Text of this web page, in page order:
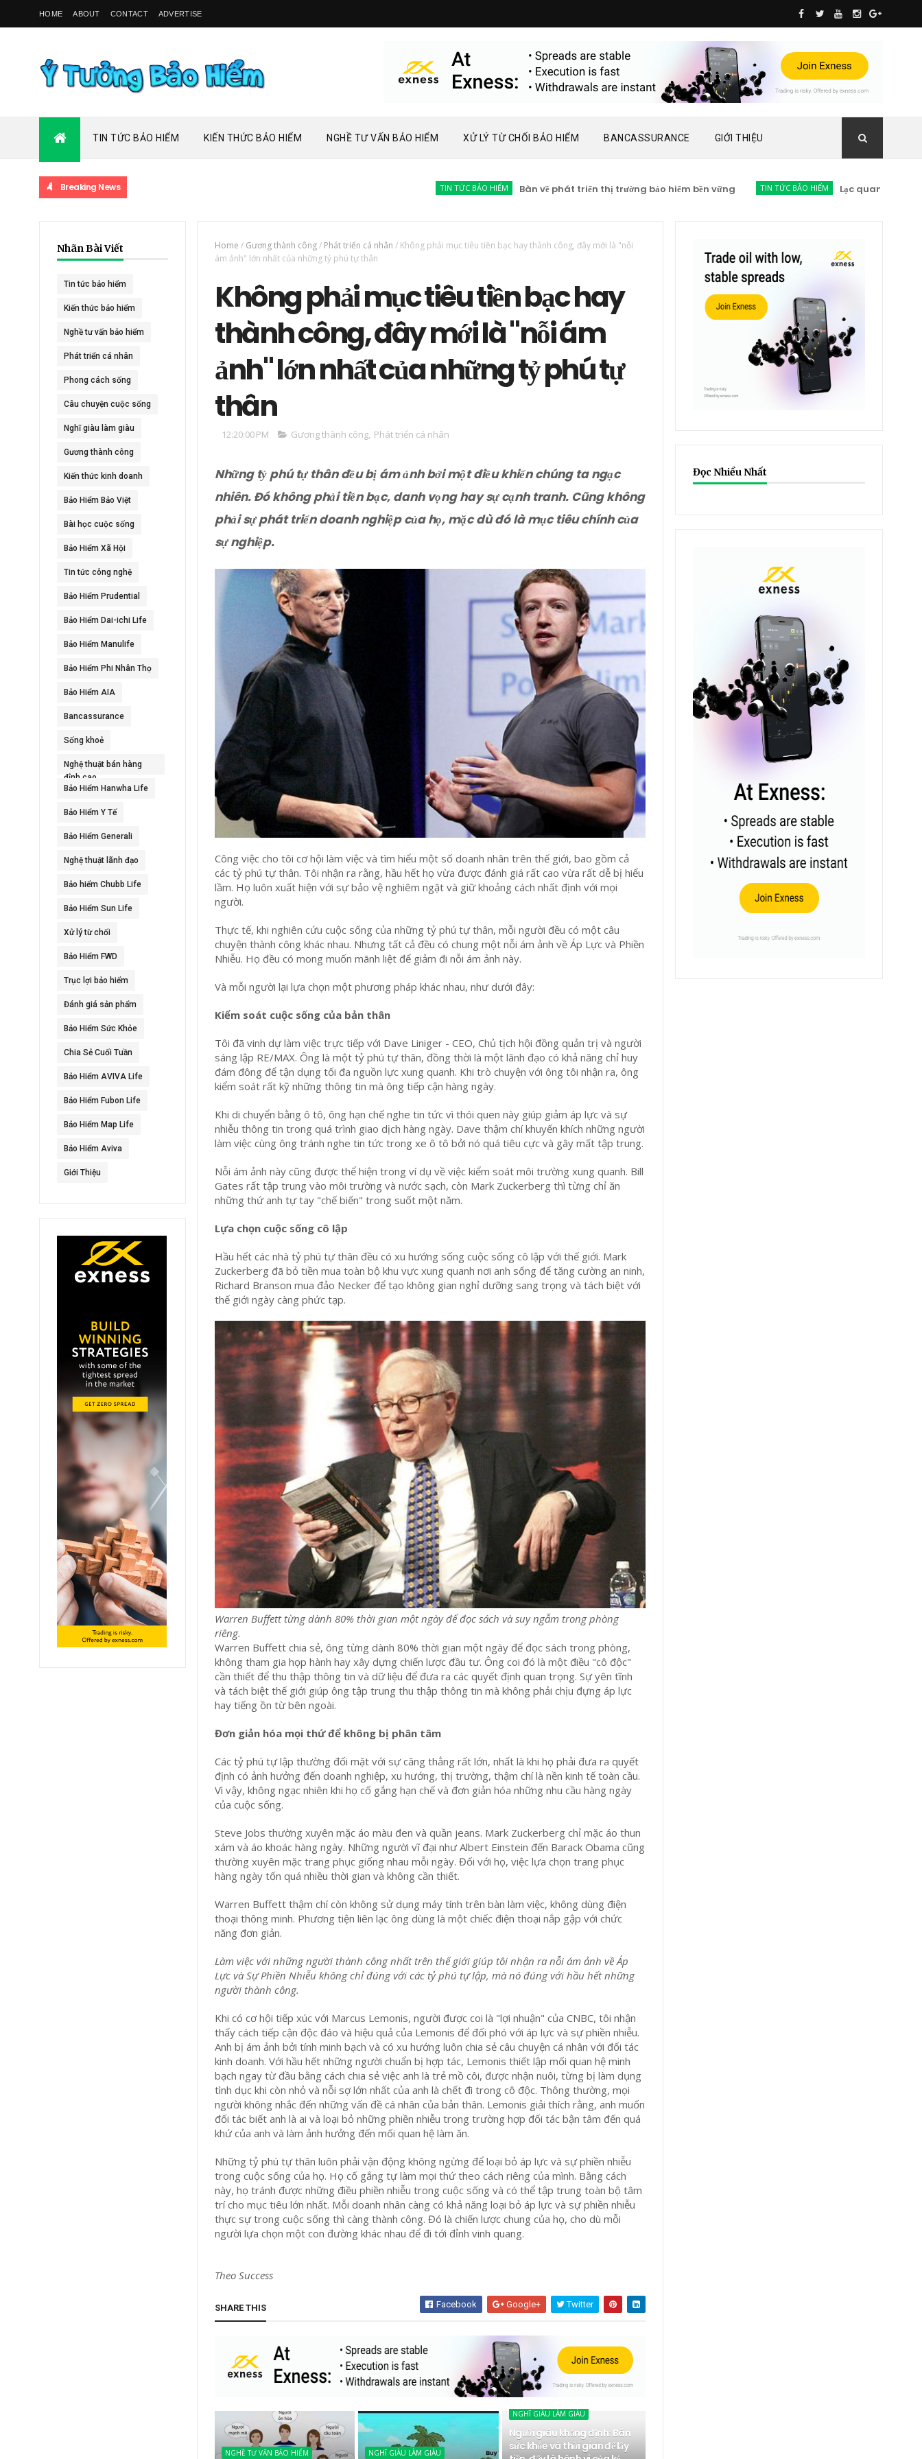
HOME ABOUT CONTACT ADVERTISE
TIN TỨC BẢO HIỂM KIẾN THỨC BẢO HIỂM NGHỀ TƯ VẤN BẢO HIỂM XỬ LÝ TỪ CHỐI BẢO HIỂM BANCASSURANCE GIỚI THIỆU
Breaking News TIN TỨC BẢO HIỂM Bàn về phát triển thị trường bảo hiểm bền vững TIN TỨC BẢO HIỂM Lạc quan thị trường bảo
Nhãn Bài Viết
Tin tức bảo hiểm
Kiến thức bảo hiểm
Nghề tư vấn bảo hiểm
Phát triển cá nhân
Phong cách sống
Câu chuyện cuộc sống
Nghĩ giàu làm giàu
Gương thành công
Kiến thức kinh doanh
Bảo Hiểm Bảo Việt
Bài học cuộc sống
Bảo Hiểm Xã Hội
Tin tức công nghệ
Bảo Hiểm Prudential
Bảo Hiểm Dai-ichi Life
Bảo Hiểm Manulife
Bảo Hiểm Phi Nhân Thọ
Bảo Hiểm AIA
Bancassurance
Sống khoẻ
Nghệ thuật bán hàng
đỉnh cao
Bảo Hiểm Hanwha Life
Bảo Hiểm Y Tế
Bảo Hiểm Generali
Nghệ thuật lãnh đạo
Bảo hiểm Chubb Life
Bảo Hiểm Sun Life
Xử lý từ chối
Bảo Hiểm FWD
Trục lợi bảo hiểm
Đánh giá sản phẩm
Bảo Hiểm Sức Khỏe
Chia Sẻ Cuối Tuần
Bảo Hiểm AVIVA Life
Bảo Hiểm Fubon Life
Bảo Hiểm Map Life
Bảo Hiểm Aviva
Giới Thiệu
Home / Gương thành công/ Phát triển cá nhân / Không phải mục tiêu tiền bạc hay thành công, đây mới là "nỗi
ám ảnh" lớn nhất của những tỷ phú tự thân
Không phải mục tiêu tiền bạc hay
thành công, đây mới là "nỗi ám
ảnh" lớn nhất của những tỷ phú tự
thân
12:20:00 PM Gương thành công, Phát triển cá nhân
Những tỷ phú tự thân đều bị ám ảnh bởi một điều khiến chúng ta ngạc
nhiên. Đó không phải tiền bạc, danh vọng hay sự cạnh tranh. Cũng không
phải sự phát triển doanh nghiệp của họ, mặc dù đó là mục tiêu chính của
sự nghiệp.
Công việc cho tôi cơ hội làm việc và tìm hiểu một số doanh nhân trên thế giới, bao gồm cả
các tỷ phú tự thân. Tôi nhận ra rằng, hầu hết họ vừa được đánh giá rất cao vừa rất dễ bị hiểu
lầm. Họ luôn xuất hiện với sự bảo vệ nghiêm ngặt và giữ khoảng cách nhất định với mọi
người.
Thực tế, khi nghiên cứu cuộc sống của những tỷ phú tự thân, mỗi người đều có một câu
chuyện thành công khác nhau. Nhưng tất cả đều có chung một nỗi ám ảnh về Áp Lực và Phiền
Nhiễu. Họ đều có mong muốn mãnh liệt để giảm đi nỗi ám ảnh này.
Và mỗi người lại lựa chọn một phương pháp khác nhau, như dưới đây:
Kiểm soát cuộc sống của bản thân
Tôi đã vinh dự làm việc trực tiếp với Dave Liniger - CEO, Chủ tịch hội đồng quản trị và người
sáng lập RE/MAX. Ông là một tỷ phú tự thân, đồng thời là một lãnh đạo có khả năng chỉ huy
đám đông để tận dụng tối đa nguồn lực xung quanh. Khi trò chuyện với ông tôi nhận ra, ông
kiểm soát rất kỹ những thông tin mà ông tiếp cận hàng ngày.
Khi di chuyển bằng ô tô, ông hạn chế nghe tin tức vì thói quen này giúp giảm áp lực và sự
nhiễu thông tin trong quá trình giao dịch hàng ngày. Dave thậm chí khuyến khích những người
làm việc cùng ông tránh nghe tin tức trong xe ô tô bởi nó quá tiêu cực và gây mất tập trung.
Nỗi ám ảnh này cũng được thể hiện trong ví dụ về việc kiểm soát môi trường xung quanh. Bill
Gates rất tập trung vào môi trường và nước sạch, còn Mark Zuckerberg thì từng chỉ ăn
những thứ anh tự tay "chế biến" trong suốt một năm.
Lựa chọn cuộc sống cô lập
Hầu hết các nhà tỷ phú tự thân đều có xu hướng sống cuộc sống cô lập với thế giới. Mark
Zuckerberg đã bỏ tiền mua toàn bộ khu vực xung quanh nơi anh sống để tăng cường an ninh,
Richard Branson mua đảo Necker để tạo không gian nghỉ dưỡng sang trọng và tách biệt với
thế giới ngày càng phức tạp.
Warren Buffett từng dành 80% thời gian một ngày để đọc sách và suy ngẫm trong phòng
riêng.
Warren Buffett chia sẻ, ông từng dành 80% thời gian một ngày để đọc sách trong phòng,
không tham gia họp hành hay xây dựng chiến lược đầu tư. Ông coi đó là một điều "cô độc"
cần thiết để thu thập thông tin và dữ liệu để đưa ra các quyết định quan trọng. Sự yên tĩnh
và tách biệt thế giới giúp ông tập trung thu thập thông tin mà không phải chịu đựng áp lực
hay tiếng ồn từ bên ngoài.
Đơn giản hóa mọi thứ để không bị phân tâm
Các tỷ phú tự lập thường đối mặt với sự căng thẳng rất lớn, nhất là khi họ phải đưa ra quyết
định có ảnh hưởng đến doanh nghiệp, xu hướng, thị trường, thậm chí là nền kinh tế toàn cầu.
Vì vậy, không ngạc nhiên khi họ cố gắng hạn chế và đơn giản hóa những nhu cầu hàng ngày
của cuộc sống.
Steve Jobs thường xuyên mặc áo màu đen và quần jeans. Mark Zuckerberg chỉ mặc áo thun
xám và áo khoác hàng ngày. Những người vĩ đại như Albert Einstein đến Barack Obama cũng
thường xuyên mặc trang phục giống nhau mỗi ngày. Đối với họ, việc lựa chọn trang phục
hàng ngày tốn quá nhiều thời gian và không cần thiết.
Warren Buffett thậm chí còn không sử dụng máy tính trên bàn làm việc, không dùng điện
thoại thông minh. Phương tiện liên lạc ông dùng là một chiếc điện thoại nắp gập với chức
năng đơn giản.
Làm việc với những người thành công nhất trên thế giới giúp tôi nhận ra nỗi ám ảnh về Áp
Lực và Sự Phiền Nhiễu không chỉ đúng với các tỷ phú tự lập, mà nó đúng với hầu hết những
người thành công.
Khi có cơ hội tiếp xúc với Marcus Lemonis, người được coi là "lợi nhuận" của CNBC, tôi nhận
thấy cách tiếp cận độc đáo và hiệu quả của Lemonis để đối phó với áp lực và sự phiền nhiễu.
Anh bị ám ảnh bởi tính minh bạch và có xu hướng luôn chia sẻ câu chuyện cá nhân với đối tác
kinh doanh. Với hầu hết những người chuẩn bị hợp tác, Lemonis thiết lập mối quan hệ minh
bạch ngay từ đầu bằng cách chia sẻ việc anh là trẻ mồ côi, được nhận nuôi, từng bị làm dụng
tình dục khi còn nhỏ và nỗi sợ lớn nhất của anh là chết đi trong cô độc. Thông thường, mọi
người không nhắc đến những vấn đề cá nhân của bản thân. Lemonis giải thích rằng, anh muốn
đối tác biết anh là ai và loại bỏ những phiền nhiễu trong trường hợp đối tác bận tâm đến quá
khứ của anh và làm ảnh hưởng đến mối quan hệ làm ăn.
Những tỷ phú tự thân luôn phải vận động không ngừng để loại bỏ áp lực và sự phiền nhiễu
trong cuộc sống của họ. Họ cố gắng tự làm mọi thứ theo cách riêng của mình. Bằng cách
này, họ tránh được những điều phiền nhiễu trong cuộc sống và có thể tập trung toàn bộ tâm
trí cho mục tiêu lớn nhất. Mỗi doanh nhân càng có khả năng loại bỏ áp lực và sự phiền nhiễu
thực sự trong cuộc sống thì càng thành công. Đó là chiến lược chung của họ, cho dù mỗi
người lựa chọn một con đường khác nhau để đi tới đỉnh vinh quang.
Theo Success
SHARE THIS Facebook Google+ Twitter
NGHỀ TƯ VẤN BẢO HIỂM NGHĨ GIÀU LÀM GIÀU
NGHĨ GIÀU LÀM GIÀU
Người giàu khẳng định: Bán
sức khỏe và thời gian để lấy
Đọc Nhiều Nhất